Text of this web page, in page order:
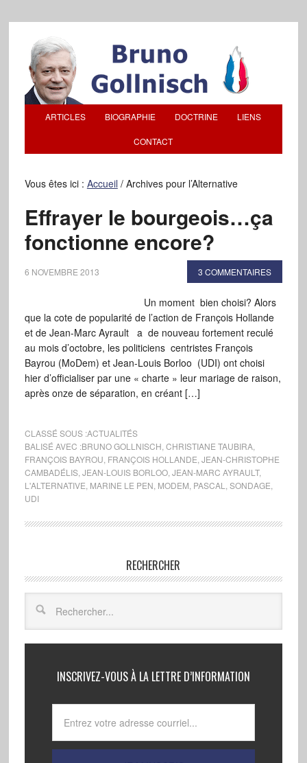
ARTICLES BIOGRAPHIE DOCTRINE LIENS
CONTACT
Vous êtes ici : Accueil /Archives pour l’Alternative
Effrayer le bourgeois…ça
fonctionne encore?
6 NOVEMBRE 2013 3 COMMENTAIRES
Un moment bien choisi? Alors
que la cote de popularité de l’action de François Hollande
et de Jean-Marc Ayrault a de nouveau fortement reculé
au mois d’octobre, les politiciens centristes François
Bayrou (MoDem) et Jean-Louis Borloo (UDI) ont choisi
hier d’officialiser par une « charte » leur mariage de raison,
après onze de séparation, en créant […]
CLASSÉ SOUS :ACTUALITÉS
BALISÉ AVEC :BRUNO GOLLNISCH CHRISTIANE TAUBIRA,
FRANÇOIS BAYROU FRANÇOIS HOLLANDE JEAN-CHRISTOPHE
CAMBADÉLIS, JEAN-LOUIS BORLOO, JEAN-MARC AYRAULT,
L'ALTERNATIVE MARINE LE PEN MODEM PASCAL SONDAGE
UDI
RECHERCHER
INSCRIVEZ-VOUS À LA LETTRE D’INFORMATION